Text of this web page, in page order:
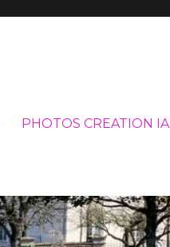
PHOTOS CREATION IA